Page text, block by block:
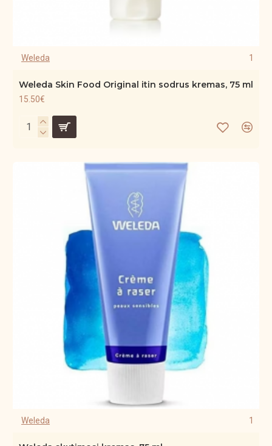
Weleda 1
Weleda Skin Food Original itin sodrus kremas, 75 ml
15.50€
Weleda 1